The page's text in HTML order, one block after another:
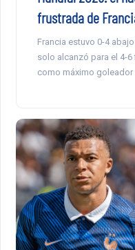
frustrada de
Francia estuvo 0-4
solo alcanzó para el 4-
como máximo goleador